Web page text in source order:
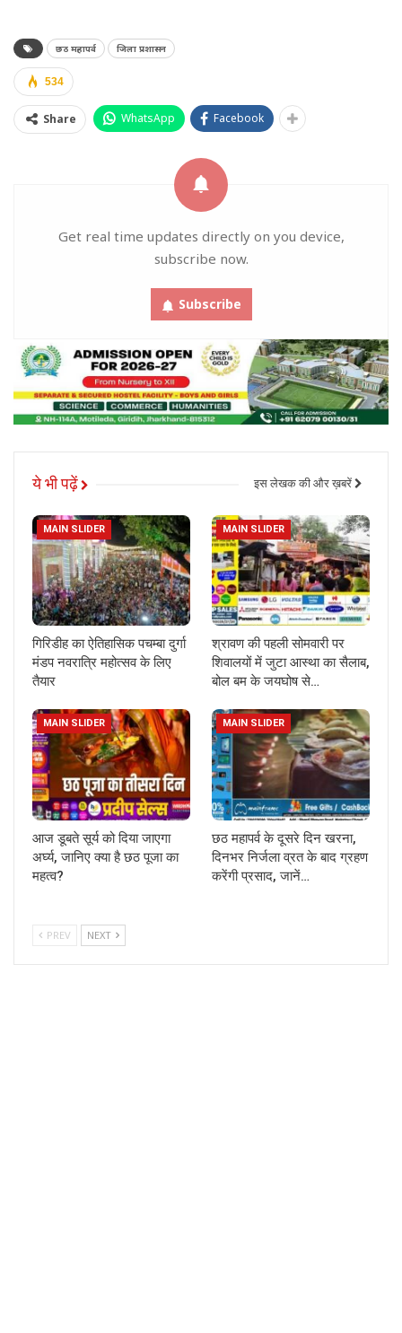
छठ महापर्व जिला प्रशासन
534
Share WhatsApp Facebook
Get real time updates directly on you device,
subscribe now.
Subscribe
ये भी पढ़ें इस लेखक की और ख़बरें
MAIN SLIDER
गिरिडीह का ऐतिहासिक पचम्बा दुर्गा
मंडप नवरात्रि महोत्सव के लिए
तैयार
MAIN SLIDER
श्रावण की पहली सोमवारी पर
शिवालयों में जुटा आस्था का सैलाब,
बोल बम के जयघोष से…
MAIN SLIDER
आज डूबते सूर्य को दिया जाएगा
अर्घ्य, जानिए क्या है छठ पूजा का
महत्व?
MAIN SLIDER
छठ महापर्व के दूसरे दिन खरना,
दिनभर निर्जला व्रत के बाद ग्रहण
करेंगी प्रसाद, जानें…
PREV NEXT